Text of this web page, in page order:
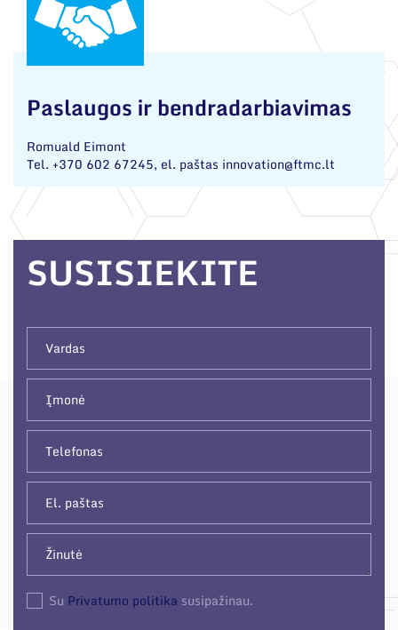
Paslaugos ir bendradarbiavimas
Romuald Eimont
Tel. +370 602 67245, el. paštas innovation@ftmc.lt
SUSISIEKITE
Su Privatumo politika susipažinau.